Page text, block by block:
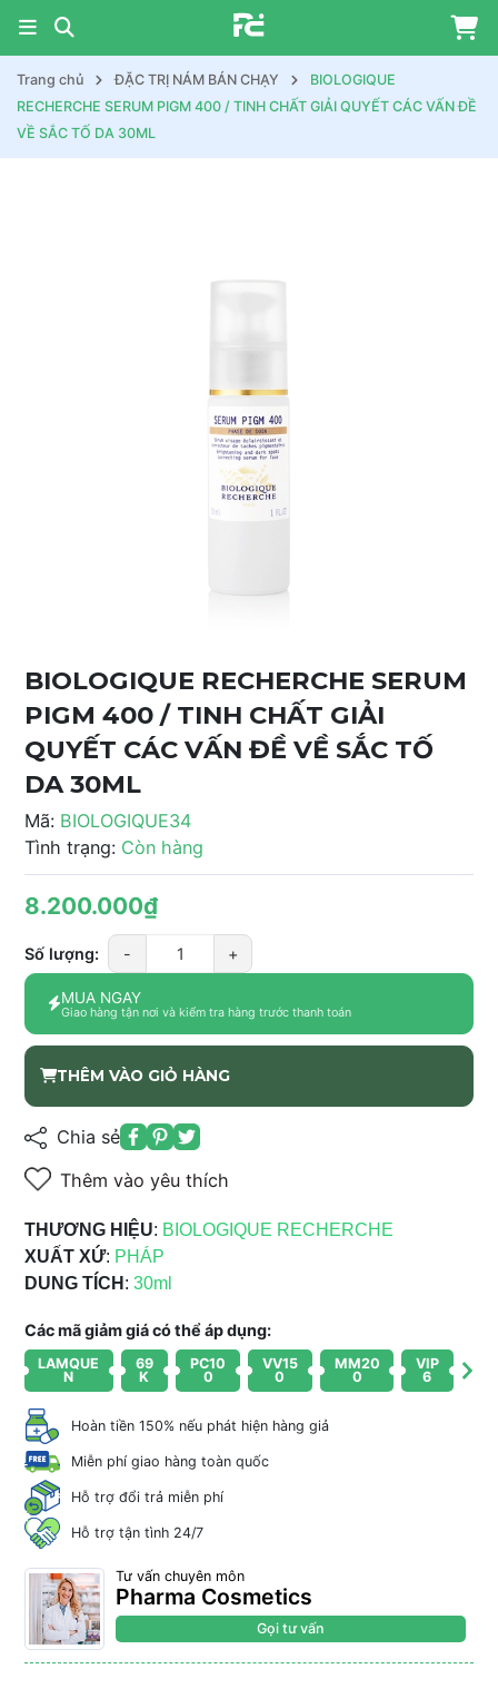
Trang chủ ĐẶC TRỊ NÁM BÁN CHẠY
BIOLOGIQUE
RECHERCHE SERUM PIGM 400 / TINH CHẤT GIẢI QUYẾT CÁC VẤN ĐỀ
VỀ SẮC TỐ DA 30ML
BIOLOGIQUE RECHERCHE SERUM
PIGM 400 / TINH CHẤT GIẢI
QUYẾT CÁC VẤN ĐỀ VỀ SẮC TỐ
DA 30ML
Mã: BIOLOGIQUE34
Tình trạng: Còn hàng
8.200.000₫
Số lượng: - +
MUA NGAY
Giao hàng tận nơi và kiểm tra hàng trước thanh toán
THÊM VÀO GIỎ HÀNG
Chia sẻ
Thêm vào yêu thích
THƯƠNG HIỆU: BIOLOGIQUE RECHERCHE
XUẤT XỨ: PHÁP
DUNG TÍCH: 30ml
Các mã giảm giá có thể áp dụng:
LAMQUE
N
69
K
PC10
0
VV15
0
MM20
0
VIP
6
Hoàn tiền 150% nếu phát hiện hàng giả
Miễn phí giao hàng toàn quốc
Hỗ trợ đổi trả miễn phí
Hỗ trợ tận tình 24/7
Tư vấn chuyên môn
Pharma Cosmetics
Gọi tư vấn